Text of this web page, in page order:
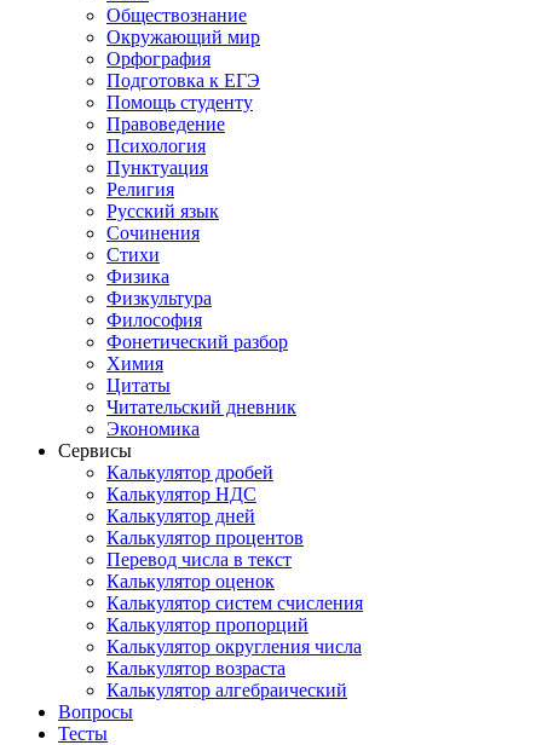
Обществознание
Окружающий мир
Орфография
Подготовка к ЕГЭ
Помощь студенту
Правоведение
Психология
Пунктуация
Религия
Русский язык
Сочинения
Стихи
Физика
Физкультура
Философия
Фонетический разбор
Химия
Цитаты
Читательский дневник
Экономика
Сервисы
Калькулятор дробей
Калькулятор НДС
Калькулятор дней
Калькулятор процентов
Перевод числа в текст
Калькулятор оценок
Калькулятор систем счисления
Калькулятор пропорций
Калькулятор округления числа
Калькулятор возраста
Калькулятор алгебраический
Вопросы
Тесты